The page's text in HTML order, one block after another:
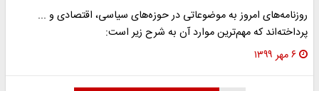
روزنامه‌های امروز به موضوعاتی در حوزه‌های سیاسی، اقتصادی و ...
پرداخته‌اند که مهم‌ترین موارد آن به شرح زیر است:
۶ مهر ۱۳۹۹